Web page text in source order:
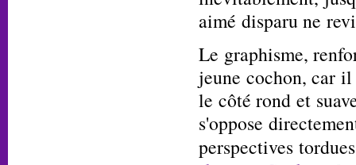
aimé disparu ne
Le graphisme,
jeune cochon, car
le côté rond et
s'oppose
perspectives